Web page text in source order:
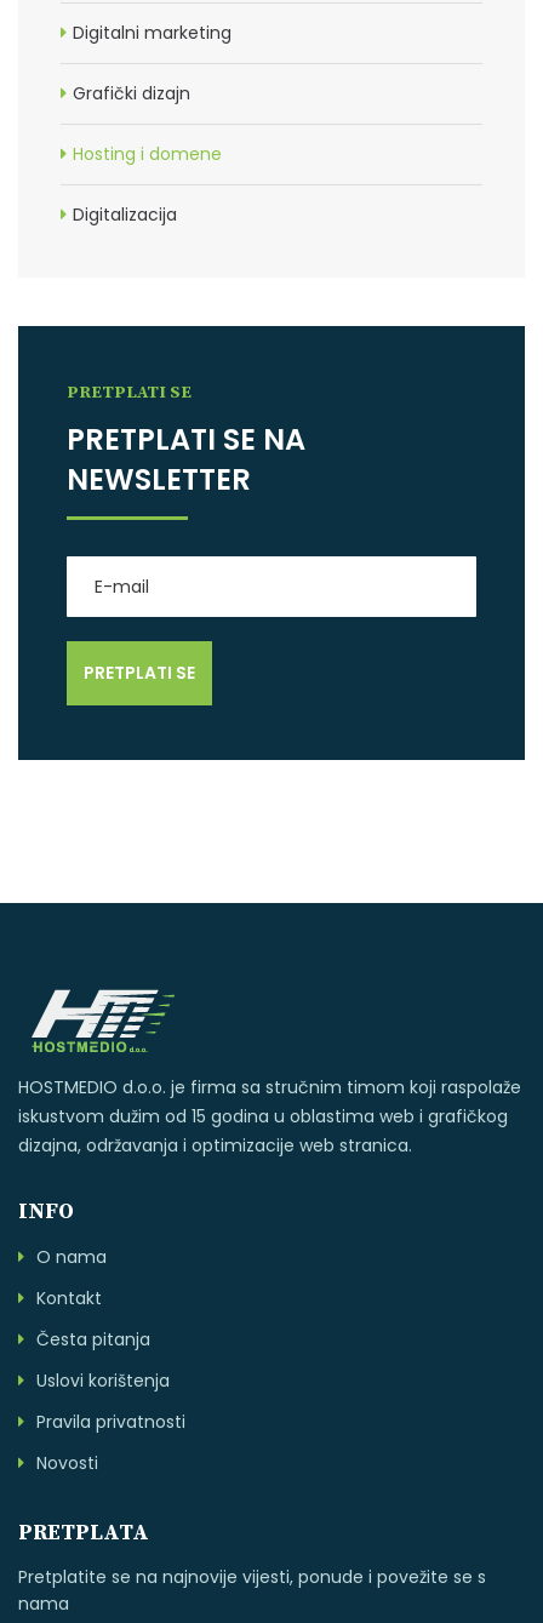
Digitalni marketing
Grafički dizajn
Hosting i domene
Digitalizacija
PRETPLATI SE
PRETPLATI SE NA
NEWSLETTER
HOSTMEDIO d.o.o. je firma sa stručnim timom koji raspolaže
iskustvom dužim od 15 godina u oblastima web i grafičkog
dizajna, održavanja i optimizacije web stranica.
INFO
O nama
Kontakt
Česta pitanja
Uslovi korištenja
Pravila privatnosti
Novosti
PRETPLATA
Pretplatite se na najnovije vijesti, ponude i povežite se s
nama